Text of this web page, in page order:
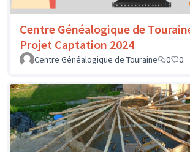
Centre Généalogique de
Projet Captation 2024
Centre Généalogique de Touraine
0 0